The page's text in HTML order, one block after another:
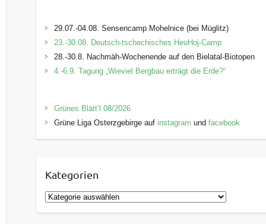
29.07.-04.08. Sensencamp Mohelnice (bei Müglitz)
23.-30.08. Deutsch-tschechisches HeuHoj-Camp
28.-30.8. Nachmäh-Wochenende auf den Bielatal-Biotopen
4.-6.9. Tagung „Wieviel Bergbau erträgt die Erde?“
Grünes Blätt’l 08/2026
Grüne Liga Osterzgebirge auf instagram und facebook
Kategorien
K
a